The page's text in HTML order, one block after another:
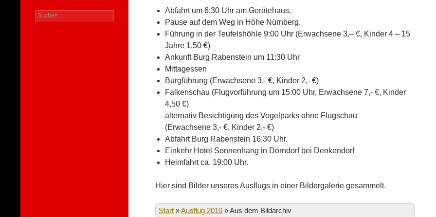
Abfahrt um 6:30 Uhr am Gerätehaus.
Pause auf dem Weg in Höhe Nürnberg.
Führung in der Teufelshöhle 9:00 Uhr (Erwachsene 3,– €, Kinder 4 – 15
Jahre 1,50 €)
Ankunft Burg Rabenstein um 11:30 Uhr
Mittagessen
Burgführung (Erwachsene 3,- €, Kinder 2,- €)
Falkenschau (Flugvorführung um 15:00 Uhr, Erwachsene 7,- €, Kinder
4,50 €)
alternativ Besichtigung des Vogelparks ohne Flugschau
(Erwachsene 3,- €, Kinder 2,- €)
Abfahrt Burg Rabenstein 16:30 Uhr.
Einkehr Hotel Sonnenhang in Dörndorf bei Denkendorf
Heimfahrt ca. 19:00 Uhr.
Hier sind Bilder unseres Ausflugs in einer Bildergalerie gesammelt.
Start »Ausflug 2010 »Aus dem Bildarchiv
Suchen
nach: